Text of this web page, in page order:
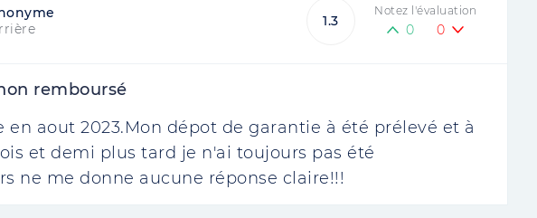
1.3
Notez l'évaluation
0 0
remboursé
en aout 2023.Mon dépot de garantie à été prélevé et à
et demi plus tard je n'ai toujours pas été
ne me donne aucune réponse claire!!!